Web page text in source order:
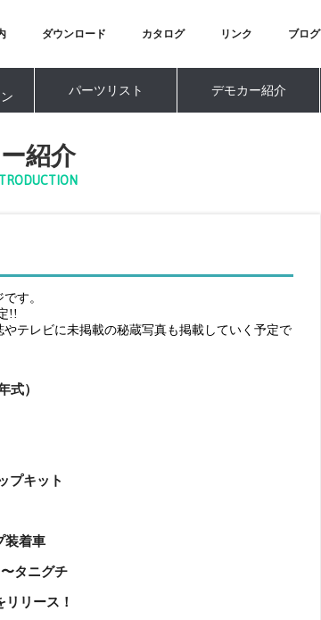
ダウンロード カタログ リンク ブログ
パーツリスト デモカー紹介
紹介
す。
!!
テレビに未掲載の秘蔵写真も掲載していく予定で
式）
プキット
装着車
タニグチ
リース！